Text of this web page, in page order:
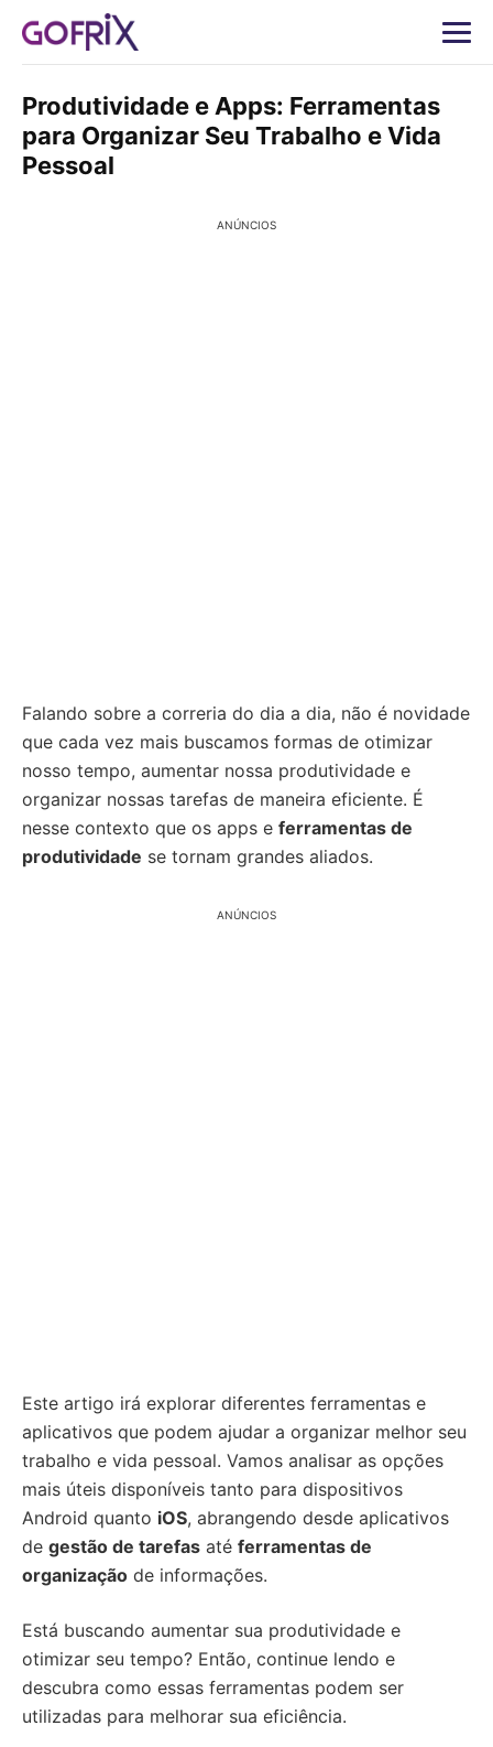
Produtividade e Apps: Ferramentas
para Organizar Seu Trabalho e Vida
Pessoal
ANÚNCIOS
Falando sobre a correria do dia a dia, não é novidade
que cada vez mais buscamos formas de otimizar
nosso tempo, aumentar nossa produtividade e
organizar nossas tarefas de maneira eficiente. É
nesse contexto que os apps e ferramentas de
produtividade se tornam grandes aliados.
ANÚNCIOS
Este artigo irá explorar diferentes ferramentas e
aplicativos que podem ajudar a organizar melhor seu
trabalho e vida pessoal. Vamos analisar as opções
mais úteis disponíveis tanto para dispositivos
Android quanto iOS, abrangendo desde aplicativos
de gestão de tarefas até ferramentas de
organização de informações.
Está buscando aumentar sua produtividade e
otimizar seu tempo? Então, continue lendo e
descubra como essas ferramentas podem ser
utilizadas para melhorar sua eficiência.